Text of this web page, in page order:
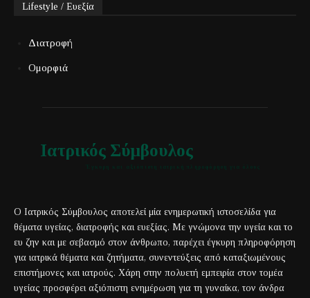
Lifestyle / Ευεξία
Διατροφή
Ομορφιά
Ιατρικός Σύμβουλος
Ο Ιατρικός Σύμβουλος αποτελεί μία ενημερωτική ιστοσελίδα για
θέματα υγείας, διατροφής και ευεξίας. Με γνώμονα την υγεία και το
ευ ζην και με σεβασμό στον άνθρωπο, παρέχει έγκυρη πληροφόρηση
για ιατρικά θέματα και ζητήματα, συνεντεύξεις από καταξιωμένους
επιστήμονες και ιατρούς. Χάρη στην πολυετή εμπειρία στον τομέα
υγείας προσφέρει αξιόπιστη ενημέρωση για τη γυναίκα, τον άνδρα